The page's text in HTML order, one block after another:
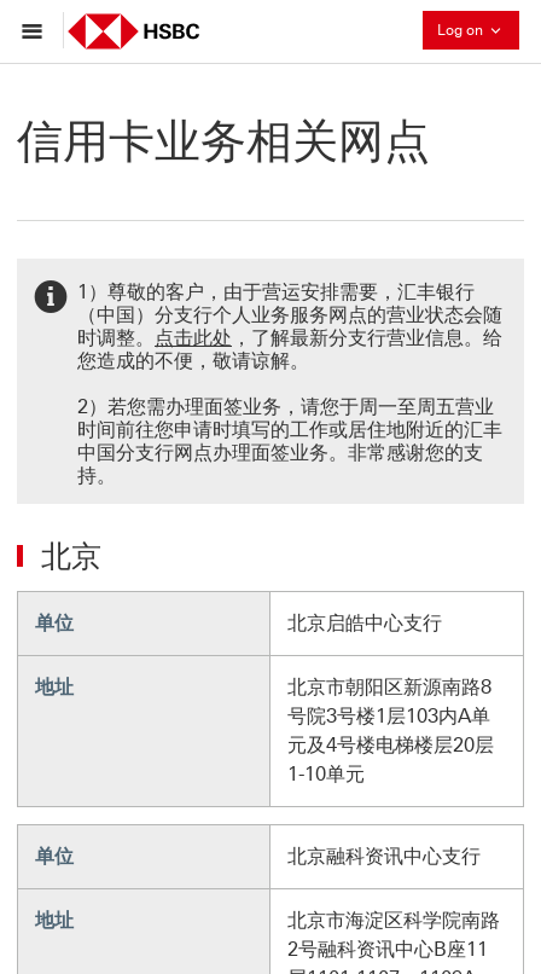
Log on
信用卡业务相关网点
1）尊敬的客户，由于营运安排需要，汇丰银行
（中国）分支行个人业务服务网点的营业状态会随
时调整。
点击此处 点击此处 This link will open in a
，了解最新分支行营业信息。给
您造成的不便，敬请谅解。
2）若您需办理面签业务，请您于周一至周五营业
时间前往您申请时填写的工作或居住地附近的汇丰
中国分支行网点办理面签业务。非常感谢您的支
持。
北京
单位 北京启皓中心支行
地址
北京市朝阳区新源南路8
号院3号楼1层103内A单
元及4号楼电梯楼层20层
1-10单元
单位 北京融科资讯中心支行
地址
北京市海淀区科学院南路
2号融科资讯中心B座11